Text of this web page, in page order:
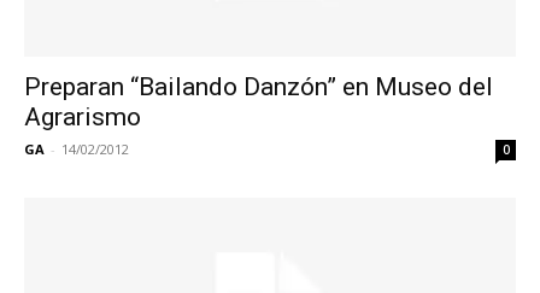
Preparan “Bailando Danzón” en Museo del
Agrarismo
GA - 14/02/2012 0